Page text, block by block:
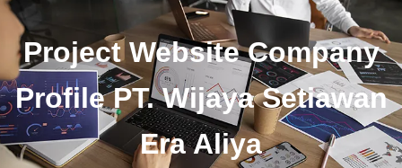
Project Website Company
Profile PT. Wijaya Setiawan
Era Aliya